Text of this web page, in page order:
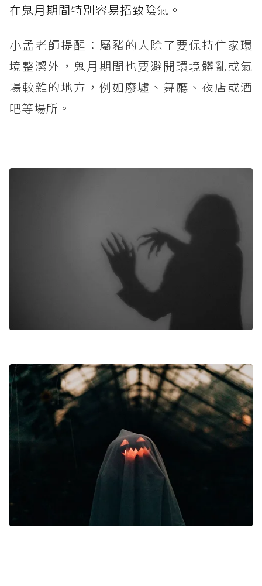
在鬼月期間特別容易招致陰氣。
小孟老師提醒：屬豬的人除了要保持住家環
境整潔外，鬼月期間也要避開環境髒亂或氣
場較雜的地方，例如廢墟、舞廳、夜店或酒
吧等場所。